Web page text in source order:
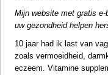
Mijn website met gratis
uw gezondheid helpen
10 jaar had ik last van
zoals vermoeidheid,
eczeem. Vitamine